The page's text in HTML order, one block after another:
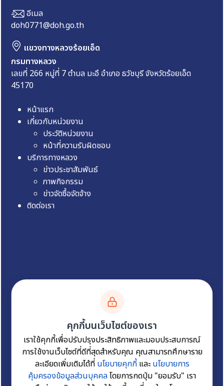
อีเมล
doh0771@doh.go.th
แขวงทางหลวงร้อยเอ็ด
กรมทางหลวง
เลขที่ 266 หมู่ที่ 7 ตำบล มะอึ อำเภอ ธวัชบุรี จังหวัดร้อยเอ็ด
45170
หน้าแรก
เกี่ยวกับหน่วยงาน
ประวัติหน่วยงาน
หน้าที่ความรับผิดชอบ
บริการทางหลวง
ข่าวประชาสัมพันธ์
ภาพกิจกรรม
ข่าวจัดซื้อจัดจ้าง
ติดต่อเรา
แผนผังเว็บไซต์ นโยบายเว็บไซต์
นโยบายการคุ้มครอง
ข้อมูลส่วนบุคคล
นโยบายการรักษาความมั่นคงปลอดภัย
เว็บไซต์
คุกกี้บนเว็บไซต์ของเรา
เราใช้คุกกี้เพื่อปรับปรุงประสิทธิภาพและมอบประสบการณ์
การใช้งานเว็บไซต์ที่ดีที่สุดสำหรับคุณ คุณสามารถศึกษาราย
ละเอียดเพิ่มเติมได้ที่ นโยบายคุกกี้และนโยบายการ
คุ้มครองข้อมูลส่วนบุคคลโดยการกดปุ่ม "ยอมรับ" เรา